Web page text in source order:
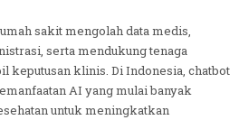
sakit mengolah data medis,
serta mendukung tenaga
keputusan klinis. Di Indonesia, chatbot
AI yang mulai banyak
untuk meningkatkan